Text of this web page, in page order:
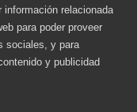
relacionada
para poder proveer
sociales, y para
y publicidad